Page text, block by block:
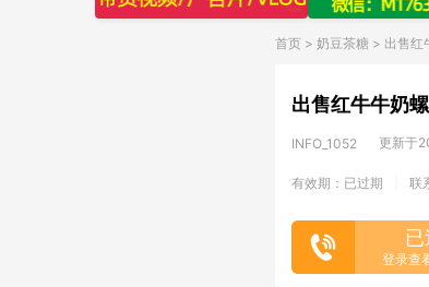
首页 > 奶豆茶糖 > 出售红
出售红牛牛奶
INFO_1052 更新于
有效期：已过期 联
已
登录查